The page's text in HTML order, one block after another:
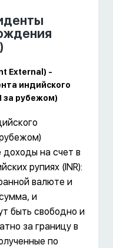
External) -
индийского
за рубежом)
доходы на счет в
рупиях (INR):
валюте и
и
быть свободно и
за границу в
по